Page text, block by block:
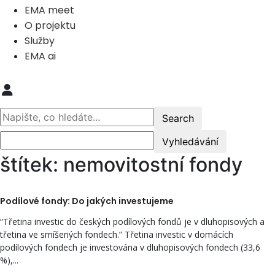
EMA meet
O projektu
Služby
EMA ai
štítek: nemovitostní fondy
Podílové fondy: Do jakých investujeme
“Třetina investic do českých podílových fondů je v dluhopisových a
třetina ve smíšených fondech.” Třetina investic v domácích
podílových fondech je investována v dluhopisových fondech (33,6
%),...